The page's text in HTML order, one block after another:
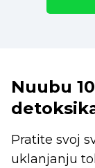
Nuubu
Pratite svoj
uklanjanju